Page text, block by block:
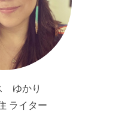
ゆかり
ライター